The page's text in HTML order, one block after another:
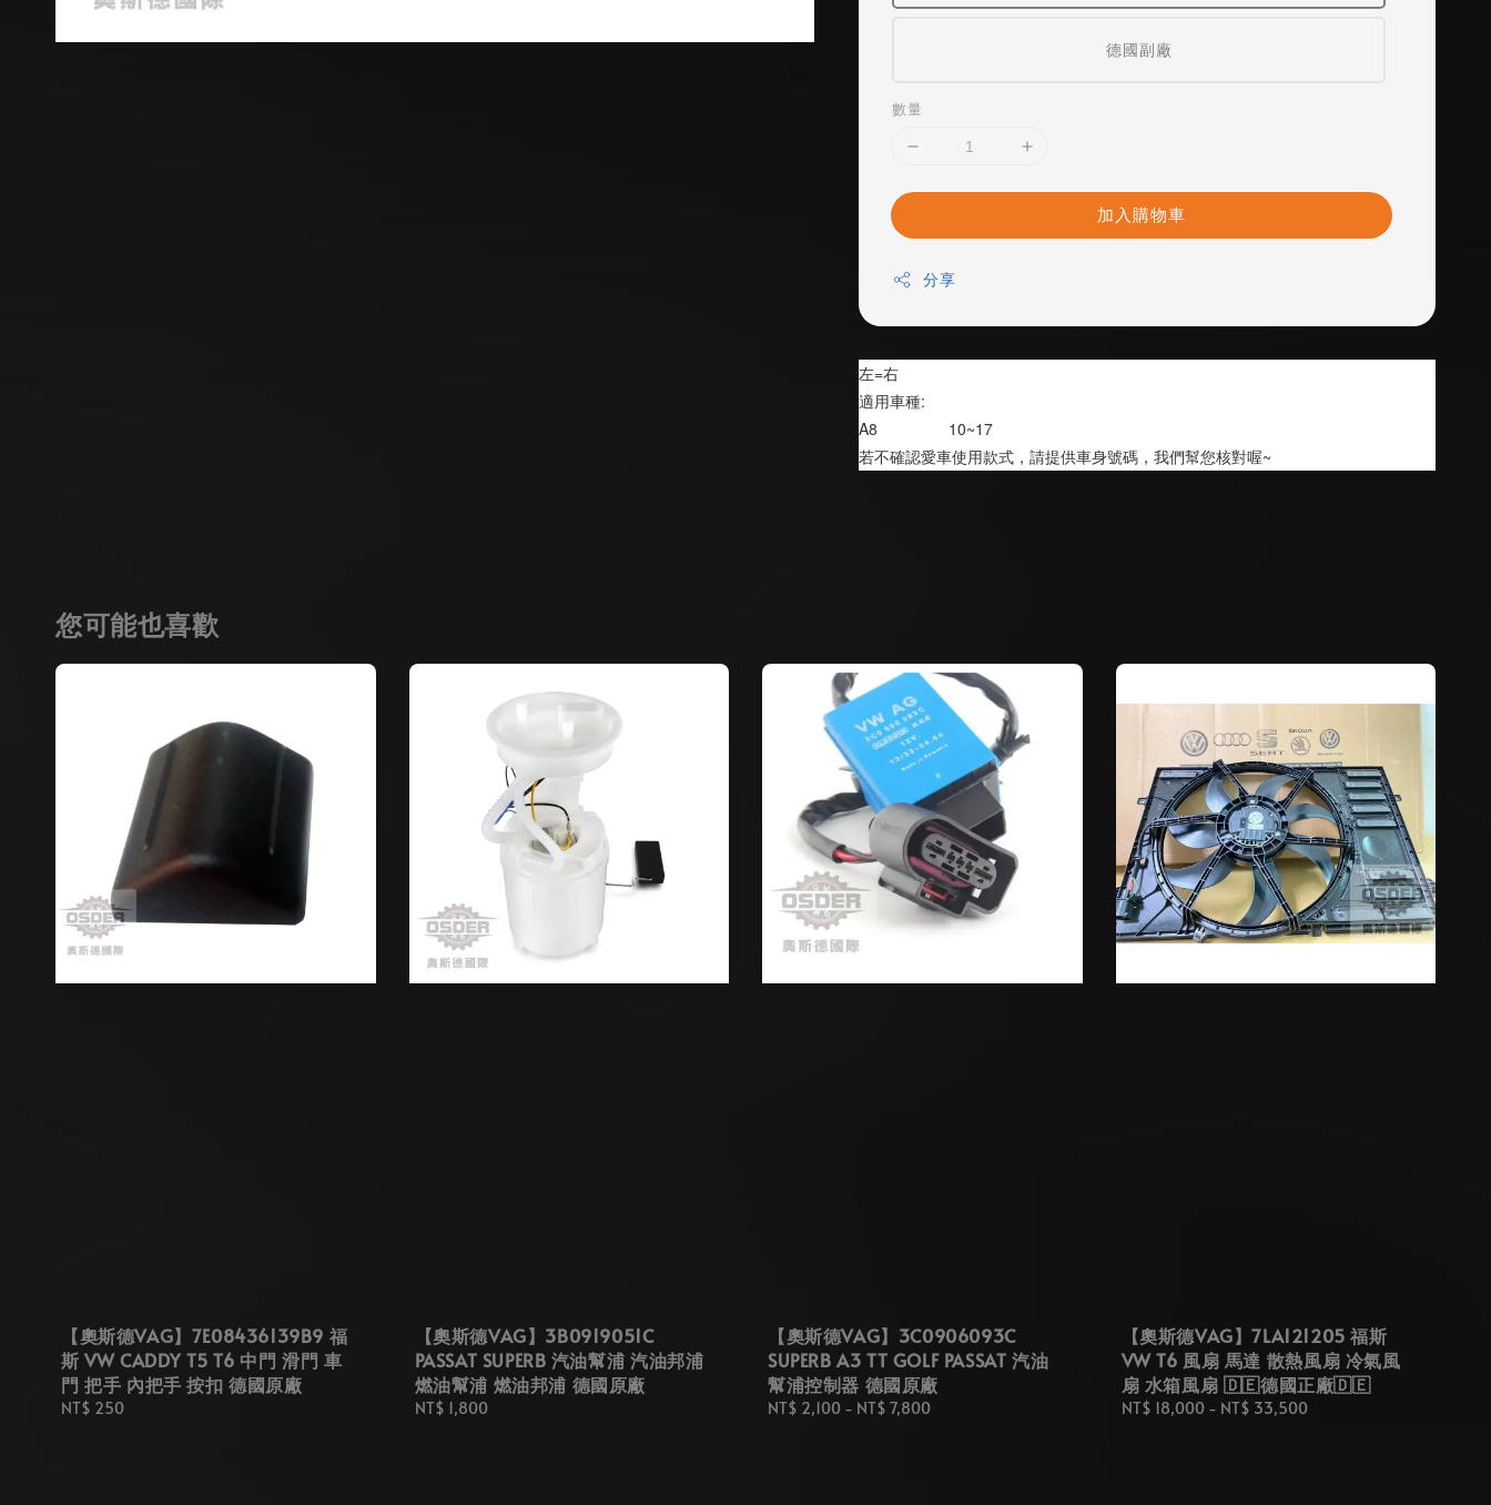
德國副廠
數量
加入購物車
分享
左=右
適用車種:
A8                10~17
若不確認愛車使用款式，請提供車身號碼，我們幫您核對喔~
您可能也喜歡
【奧斯德VAG】7E08436139B9 福
斯 VW CADDY T5 T6 中門 滑門 車
門 把手 內把手 按扣 德國原廠
Regular
NT$ 250
【奧斯德VAG】3B0919051C
PASSAT SUPERB 汽油幫浦 汽油邦浦
燃油幫浦 燃油邦浦 德國原廠
Regular
NT$ 1,800
【奧斯德VAG】3C0906093C
SUPERB A3 TT GOLF PASSAT 汽油
幫浦控制器 德國原廠
Regular
NT$ 2,100 - NT$ 7,800
【奧斯德VAG】7LA121205 福斯
VW T6 風扇 馬達 散熱風扇 冷氣風
扇 水箱風扇 🇩🇪德國正廠🇩🇪
Regular
NT$ 18,000- NT$ 33,500